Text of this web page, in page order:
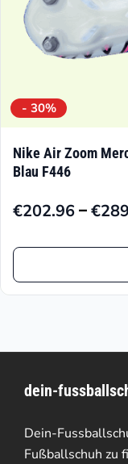
gewählt
werden
- 30%
Nike Air Zoom
Blau F446
€202.96–€
Preisspanne:
€202.96
€289.99
Dieses
Produkt
auf.
Die
Optionen
dein-
Dein-
Fußballschuh zu